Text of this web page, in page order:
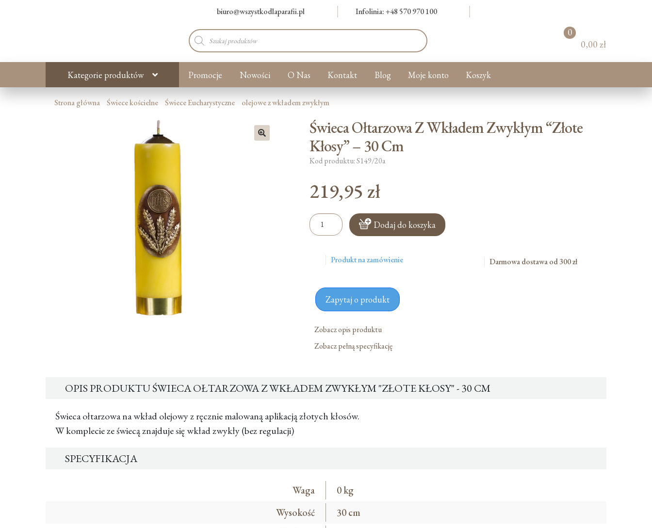
biuro@wszystkodlaparafii.pl Infolinia: +48 570 970 100
Wyszukiwarka
produktów
0
pr
uk
w
0,00 zł
Kategorie produktów Promocje Nowości O Nas Kontakt Blog Moje konto Koszyk
Strona główna Świece kościelne Świece Eucharystyczne olejowe z wkładem zwykłym
Świeca Ołtarzowa Z Wkładem Zwykłym “Złote
Kłosy” – 30 Cm
Kod produktu: S149/20a
219,95 zł
ilość
Świeca
Wkładem
"Złote
Kłosy"
Cm
Dodaj do koszyka
Produkt na zamówienie Darmowa dostawa od 300 zł
Zapytaj o produkt
Zobacz opis produktu
Zobacz pełną specyfikację
OPIS PRODUKTU ŚWIECA OŁTARZOWA Z WKŁADEM ZWYKŁYM "ZŁOTE KŁOSY" - 30 CM
Świeca ołtarzowa na wkład olejowy z ręcznie malowaną aplikacją złotych kłosów.
W komplecie ze świecą znajduje się wkład zwykły (bez regulacji)
SPECYFIKACJA
Waga
0 kg
Wysokość
30 cm